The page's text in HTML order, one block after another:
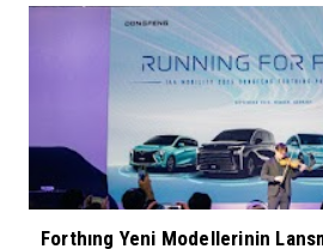
Forthıng Yeni Modellerinin